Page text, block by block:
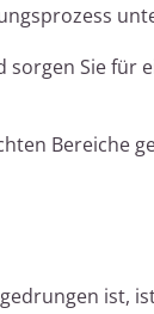
sorgen Sie für
Bereiche
ist,